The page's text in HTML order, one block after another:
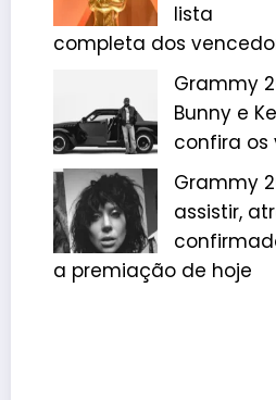
lista
completa dos
Grammy
Bunny e
confira os
Grammy
assistir,
a premiação de hoje